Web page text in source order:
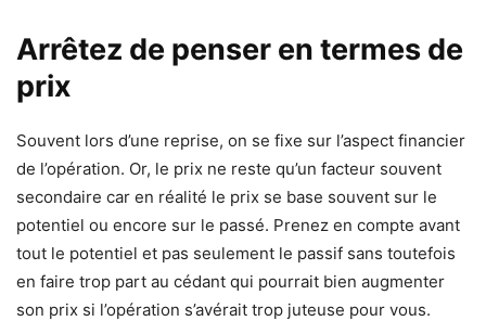
Arrêtez de penser en termes de
prix
Souvent lors d’une reprise, on se fixe sur l’aspect financier
de l’opération. Or, le prix ne reste qu’un facteur souvent
secondaire car en réalité le prix se base souvent sur le
potentiel ou encore sur le passé. Prenez en compte avant
tout le potentiel et pas seulement le passif sans toutefois
en faire trop part au cédant qui pourrait bien augmenter
son prix si l’opération s’avérait trop juteuse pour vous.